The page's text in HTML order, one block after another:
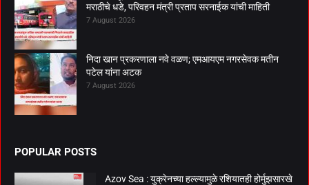
मराठीचे धडे, परिवहन मंत्री प्रताप सरनाईक यांची माहिती
7 August 2026
निदा खान प्रकरणाला नवे वळण; एमआयएम नगरसेवक मतीन
पटेल यांना अटक
7 August 2026
POPULAR POSTS
Azov Sea : युक्रेनच्या हल्ल्यामुळे रशियातही होर्मुझसारखे